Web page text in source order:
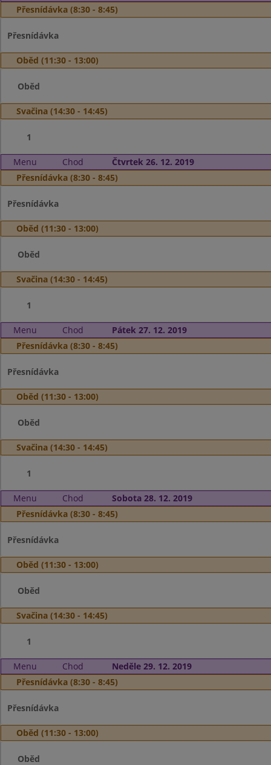
Přesnídávka (8:30 - 8:45)
Přesnídávka
Oběd (11:30 - 13:00)
Oběd
Svačina (14:30 - 14:45)
1
Menu Chod
Čtvrtek 26. 12. 2019
Přesnídávka (8:30 - 8:45)
Přesnídávka
Oběd (11:30 - 13:00)
Oběd
Svačina (14:30 - 14:45)
1
Menu Chod
Pátek 27. 12. 2019
Přesnídávka (8:30 - 8:45)
Přesnídávka
Oběd (11:30 - 13:00)
Oběd
Svačina (14:30 - 14:45)
1
Menu Chod
Sobota 28. 12. 2019
Přesnídávka (8:30 - 8:45)
Přesnídávka
Oběd (11:30 - 13:00)
Oběd
Svačina (14:30 - 14:45)
1
Menu Chod
Neděle 29. 12. 2019
Přesnídávka (8:30 - 8:45)
Přesnídávka
Oběd (11:30 - 13:00)
Oběd